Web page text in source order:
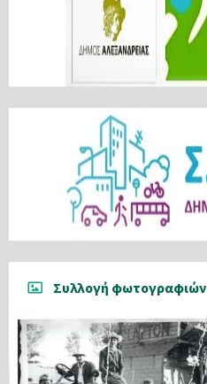
Συλλογή φωτογραφιών